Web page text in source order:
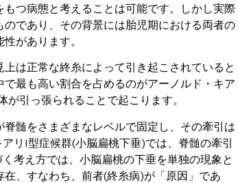
つ病態と考えることは可能です。しかし実際
であり、その背景には胎児期における両者の
があります。
は正常な終糸によって引き起こされていると
最も高い割合を占めるのがアーノルド・キア
引っ張られることで起こります。
髄をさまざまなレベルで固定し、その牽引は
リI型症候群(小脳扁桃下垂)では、脊髄の牽引
考え方では、小脳扁桃の下垂を単独の現象と
、すなわち、前者(終糸病)が「原因」であ